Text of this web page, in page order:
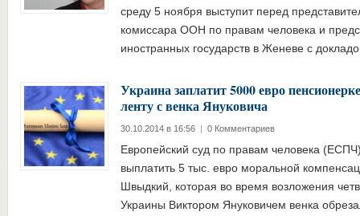
среду 5 ноября выступит перед
комиссара ООН по правам человека и
иностранных государств в Женеве с
Украина заплатит 5000 евро
ленту с венка Януковича
30.10.2014 в 16:56 | 0 Комментариев
Европейский суд по правам человека
выплатить 5 тыс. евро моральной
Швыдкий, которая во время возложения
Украины Виктором Януковичем венка